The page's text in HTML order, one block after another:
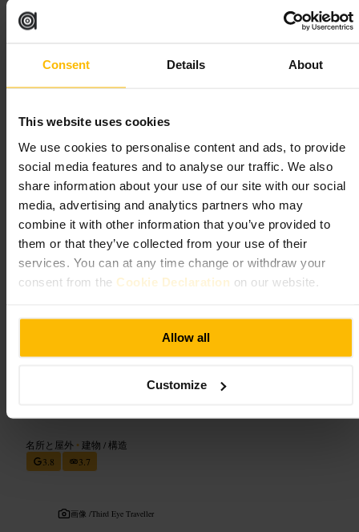
Consent Details About
This website uses cookies
We use cookies to personalise content and ads, to provide
social media features and to analyse our traffic. We also
share information about your use of our site with our social
media, advertising and analytics partners who may
combine it with other information that you’ve provided to
them or that they’ve collected from your use of their
services. You can at any time change or withdraw your
consent from the Cookie Declaration on our website.
Allow all
Customize
#
期待できること
床がボードや大きなプロップで作られたセット、ハンズオンのパ
ズルやミニゲーム、進行役のゲームマスターが随時指示を出しま
す。没入感を重視した演出とテンポのある進行が中心です。参加
人数や回次によってはやや急ぎ足に感じることがあります。
ご来館の計画
事前予約をおすすめします。荷物の預かりや持ち込みルールがあ
るため、手荷物は最小限にしてください。グループで参加する場
合は、人数構成を確認しておくとスムーズです。服装は動きやす
http://www.monopolylifesized.com/
モノポリー・ライフサイズ, 213-215 トッテナム・コート・ロー
ド, ロンドン W1T 7PS, イギリス
名所と屋外 • 建物 / 構造
3.8
3.7
画像 /Third Eye Traveller